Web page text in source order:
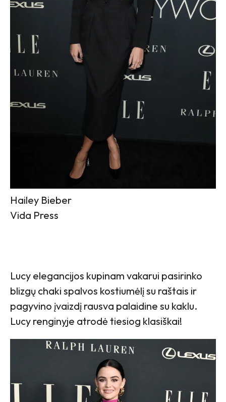
Hailey Bieber
Vida Press
Lucy elegancijos kupinam vakarui pasirinko
blizgų chaki spalvos kostiumėlį su raštais ir
pagyvino įvaizdį rausva palaidine su kaklu.
Lucy renginyje atrodė tiesiog klasiškai!